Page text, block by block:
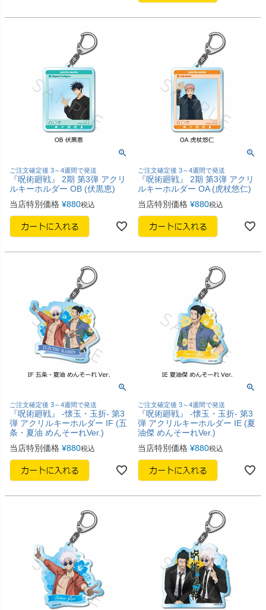
ご注文確定後 3～4週間で発送
『呪術廻戦』 2期 第3弾 アクリ
ルキーホルダー OB (伏黒恵)
当店特別価格 ¥880税込
ご注文確定後 3～4週間で発送
『呪術廻戦』 2期 第3弾 アクリ
ルキーホルダー OA (虎杖悠仁)
当店特別価格 ¥880税込
ご注文確定後 3～4週間で発送
『呪術廻戦』 -懐玉・玉折- 第3
弾 アクリルキーホルダー IF (五
条・夏油 めんそーれVer.)
当店特別価格 ¥880税込
ご注文確定後 3～4週間で発送
『呪術廻戦』 -懐玉・玉折- 第3
弾 アクリルキーホルダー IE (夏
油傑 めんそーれVer.)
当店特別価格 ¥880税込